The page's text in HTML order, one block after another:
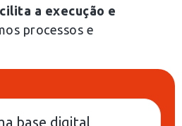
a execução e
processos e
base digital